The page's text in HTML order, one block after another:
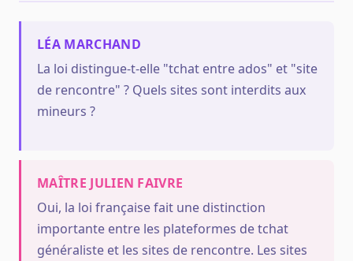
LÉA MARCHAND
La loi distingue-t-elle "tchat entre ados" et "site
de rencontre" ? Quels sites sont interdits aux
mineurs ?
MAÎTRE JULIEN FAIVRE
Oui, la loi française fait une distinction
importante entre les plateformes de tchat
généraliste et les sites de rencontre. Les sites